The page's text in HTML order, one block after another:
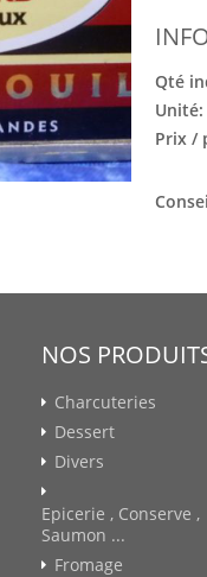
Qté
Unité:
Prix /
NOS
Charcuteries
Dessert
Divers
Epicerie , Conserve ,
Saumon ...
Fromage